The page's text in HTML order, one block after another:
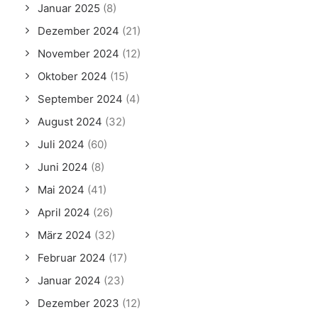
Januar 2025 (8)
Dezember 2024 (21)
November 2024 (12)
Oktober 2024 (15)
September 2024 (4)
August 2024 (32)
Juli 2024 (60)
Juni 2024 (8)
Mai 2024 (41)
April 2024 (26)
März 2024 (32)
Februar 2024 (17)
Januar 2024 (23)
Dezember 2023 (12)